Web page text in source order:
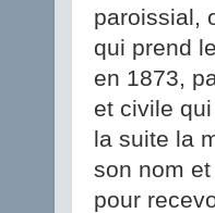
paroissial,
qui prend
en 1873,
et civile
la suite la
son nom
pour